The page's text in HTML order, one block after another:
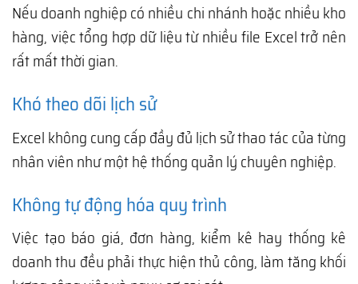
Nếu doanh nghiệp có nhiều chi nhánh hoặc nhiều kho
hàng, việc tổng hợp dữ liệu từ nhiều file Excel trở nên
rất mất thời gian.
Khó theo dõi lịch sử
Excel không cung cấp đầy đủ lịch sử thao tác của từng
nhân viên như một hệ thống quản lý chuyên nghiệp.
Không tự động hóa quy trình
Việc tạo báo giá, đơn hàng, kiểm kê hay thống kê
doanh thu đều phải thực hiện thủ công, làm tăng khối